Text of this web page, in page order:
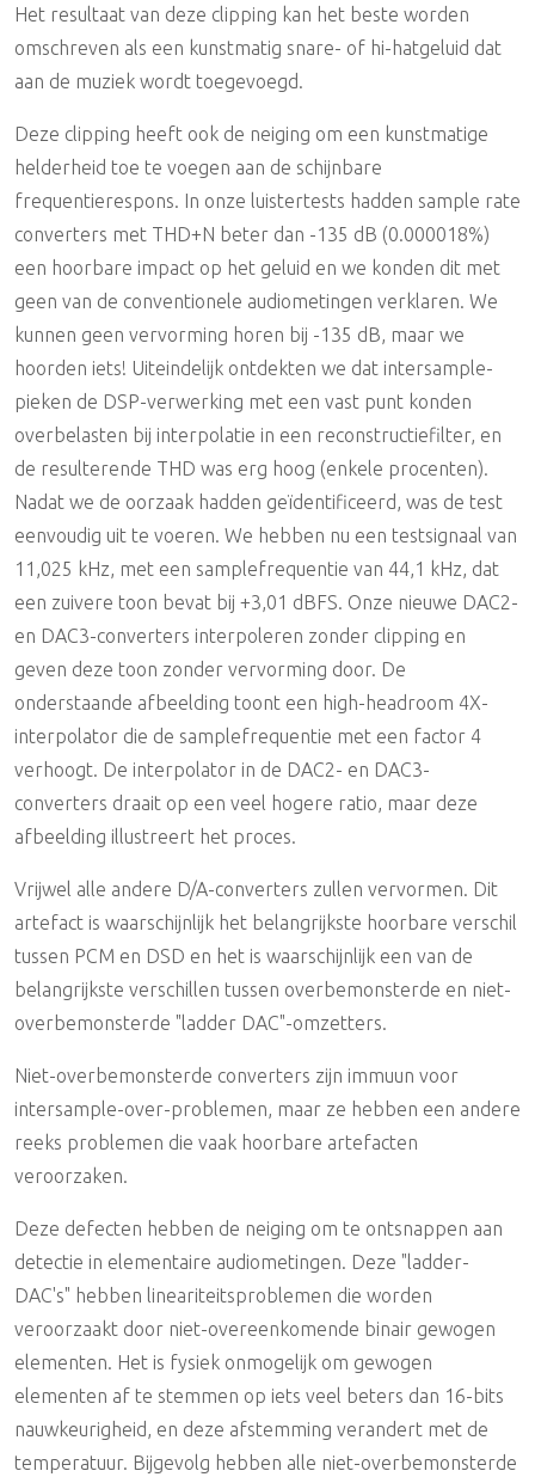
Het resultaat van deze clipping kan het beste worden
omschreven als een kunstmatig snare- of hi-hatgeluid dat
aan de muziek wordt toegevoegd.
Deze clipping heeft ook de neiging om een kunstmatige
helderheid toe te voegen aan de schijnbare
frequentierespons. In onze luistertests hadden sample rate
converters met THD+N beter dan -135 dB (0.000018%)
een hoorbare impact op het geluid en we konden dit met
geen van de conventionele audiometingen verklaren. We
kunnen geen vervorming horen bij -135 dB, maar we
hoorden iets! Uiteindelijk ontdekten we dat intersample-
pieken de DSP-verwerking met een vast punt konden
overbelasten bij interpolatie in een reconstructiefilter, en
de resulterende THD was erg hoog (enkele procenten).
Nadat we de oorzaak hadden geïdentificeerd, was de test
eenvoudig uit te voeren. We hebben nu een testsignaal van
11,025 kHz, met een samplefrequentie van 44,1 kHz, dat
een zuivere toon bevat bij +3,01 dBFS. Onze nieuwe DAC2-
en DAC3-converters interpoleren zonder clipping en
geven deze toon zonder vervorming door. De
onderstaande afbeelding toont een high-headroom 4X-
interpolator die de samplefrequentie met een factor 4
verhoogt. De interpolator in de DAC2- en DAC3-
converters draait op een veel hogere ratio, maar deze
afbeelding illustreert het proces.
Vrijwel alle andere D/A-converters zullen vervormen. Dit
artefact is waarschijnlijk het belangrijkste hoorbare verschil
tussen PCM en DSD en het is waarschijnlijk een van de
belangrijkste verschillen tussen overbemonsterde en niet-
overbemonsterde "ladder DAC"-omzetters.
Niet-overbemonsterde converters zijn immuun voor
intersample-over-problemen, maar ze hebben een andere
reeks problemen die vaak hoorbare artefacten
veroorzaken.
Deze defecten hebben de neiging om te ontsnappen aan
detectie in elementaire audiometingen. Deze "ladder-
DAC's" hebben lineariteitsproblemen die worden
veroorzaakt door niet-overeenkomende binair gewogen
elementen. Het is fysiek onmogelijk om gewogen
elementen af te stemmen op iets veel beters dan 16-bits
nauwkeurigheid, en deze afstemming verandert met de
temperatuur. Bijgevolg hebben alle niet-overbemonsterde